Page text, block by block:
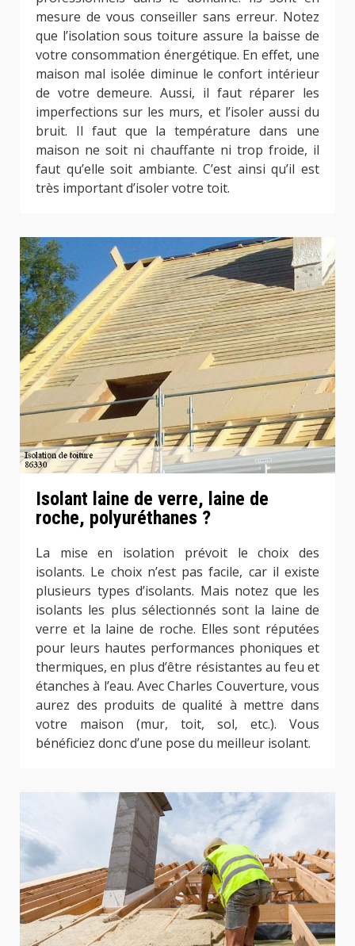
mesure de vous conseiller sans erreur. Notez
que l’isolation sous toiture assure la baisse de
votre consommation énergétique. En effet, une
maison mal isolée diminue le confort intérieur
de votre demeure. Aussi, il faut réparer les
imperfections sur les murs, et l’isoler aussi du
bruit. Il faut que la température dans une
maison ne soit ni chauffante ni trop froide, il
faut qu’elle soit ambiante. C’est ainsi qu’il est
très important d’isoler votre toit.
Isolant laine de verre, laine de
roche, polyuréthanes ?
La mise en isolation prévoit le choix des
isolants. Le choix n’est pas facile, car il existe
plusieurs types d’isolants. Mais notez que les
isolants les plus sélectionnés sont la laine de
verre et la laine de roche. Elles sont réputées
pour leurs hautes performances phoniques et
thermiques, en plus d’être résistantes au feu et
étanches à l’eau. Avec Charles Couverture, vous
aurez des produits de qualité à mettre dans
votre maison (mur, toit, sol, etc.). Vous
bénéficiez donc d’une pose du meilleur isolant.